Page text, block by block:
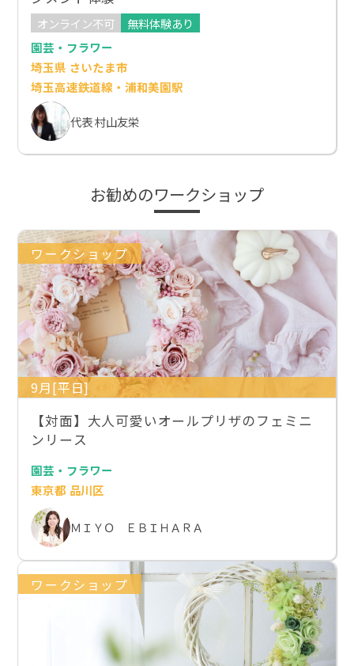
オンライン不可
無料体験あり
園芸・フラワー
埼玉県 さいたま市
埼玉高速鉄道線・浦和美園駅
代表 村山友栄
お勧めのワークショップ
ワークショップ
9月[平日]
【対面】大人可愛いオールプリザのフェミニ
ンリース
園芸・フラワー
東京都 品川区
ＭＩＹＯ ＥＢＩＨＡＲＡ
ワークショップ